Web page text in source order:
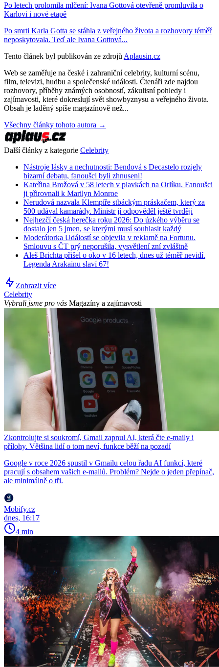
Po letech prolomila mlčení: Ivana Gottová otevřeně promluvila o
Karlovi i nové etapě
Po smrti Karla Gotta se stáhla z veřejného života a rozhovory téměř
neposkytovala. Teď ale Ivana Gottová...
Tento článek byl publikován ze zdrojů Aplausin.cz
Web se zaměřuje na české i zahraniční celebrity, kulturní scénu,
film, televizi, hudbu a společenské události. Čtenáři zde najdou
rozhovory, příběhy známých osobností, zákulisní pohledy i
zajímavosti, které dokreslují svět showbyznysu a veřejného života.
Obsah je laděný spíše magazínově než...
Všechny články tohoto autora →
Další články z kategorie Celebrity
Nástroje lásky a nechutnosti: Bendová s Decastelo rozjely
bizarní debatu, fanoušci byli zhnuseni!
Kateřina Brožová v 58 letech v plavkách na Orlíku. Fanoušci
ji přirovnali k Marilyn Monroe
Nerudová nazvala Klempíře stbáckým práskačem, který za
500 udával kamarády. Ministr jí odpověděl ještě tvrději
Nejhezčí česká herečka roku 2026: Do úzkého výběru se
dostalo jen 5 jmen, se kterými musí souhlasit každý
Moderátorka Událostí se objevila v reklamě na Fortunu.
Smlouvu s ČT prý neporušila, vysvětlení zní zvláštně
Aleš Brichta přišel o oko v 16 letech, dnes už téměř nevidí.
Legenda Arakainu slaví 67!
Zobrazit více
Celebrity
Vybrali jsme pro vás Magazíny a zajímavosti
Zkontrolujte si soukromí, Gmail zapnul AI, která čte e-maily i
přílohy. Většina lidí o tom neví, funkce běží na pozadí
Google v roce 2026 spustil v Gmailu celou řadu AI funkcí, které
pracují s obsahem vašich e-mailů. Problém? Nejde o jeden přepínač,
ale minimálně o tři.
Mobify.cz
dnes, 16:17
4 min